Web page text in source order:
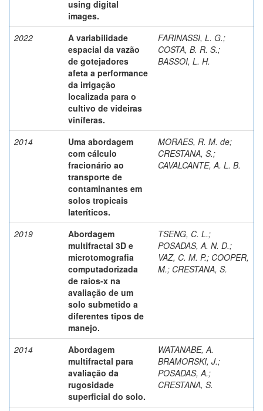
using digital
images.
2022
A variabilidade
espacial da vazão
de gotejadores
afeta a performance
da irrigação
localizada para o
cultivo de videiras
viníferas.
FARINASSI, L. G.;
COSTA, B. R. S.;
BASSOI, L. H.
2014
Uma abordagem
com cálculo
fracionário ao
transporte de
contaminantes em
solos tropicais
lateríticos.
MORAES, R. M. de;
CRESTANA, S.;
CAVALCANTE, A. L. B.
2019
Abordagem
multifractal 3D e
microtomografia
computadorizada
de raios-x na
avaliação de um
solo submetido a
diferentes tipos de
manejo.
TSENG, C. L.;
POSADAS, A. N. D.;
VAZ, C. M. P.; COOPER,
M.; CRESTANA, S.
2014
Abordagem
multifractal para
avaliação da
rugosidade
superficial do solo.
WATANABE, A.
BRAMORSKI, J.;
POSADAS, A.;
CRESTANA, S.